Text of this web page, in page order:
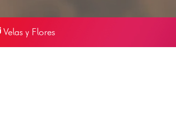
Velas y Flores